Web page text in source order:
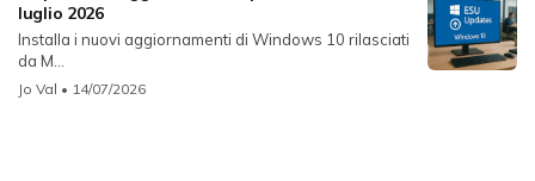
luglio 2026
Installa i nuovi aggiornamenti di Windows 10 rilasciati
da M...
Jo Val • 14/07/2026